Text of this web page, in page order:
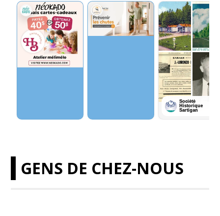
GENS DE CHEZ-NOUS